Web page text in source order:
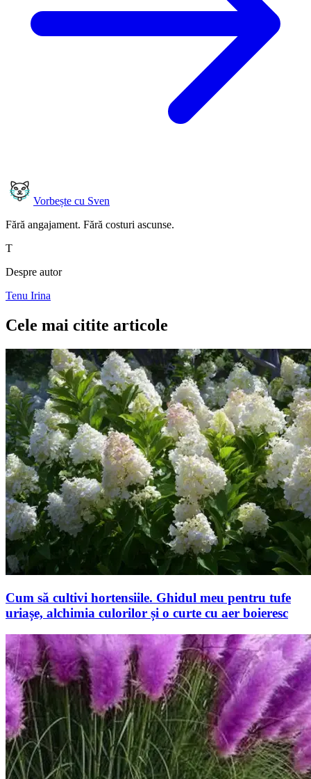
Vorbește cu Sven
Fără angajament. Fără costuri ascunse.
T
Despre autor
Tenu Irina
Cele mai citite articole
Cum să cultivi hortensiile. Ghidul meu pentru tufe
uriașe, alchimia culorilor și o curte cu aer boieresc